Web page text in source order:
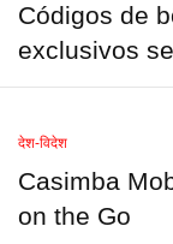
Códigos de
exclusivos
देश-विदेश
Casimba
on the Go